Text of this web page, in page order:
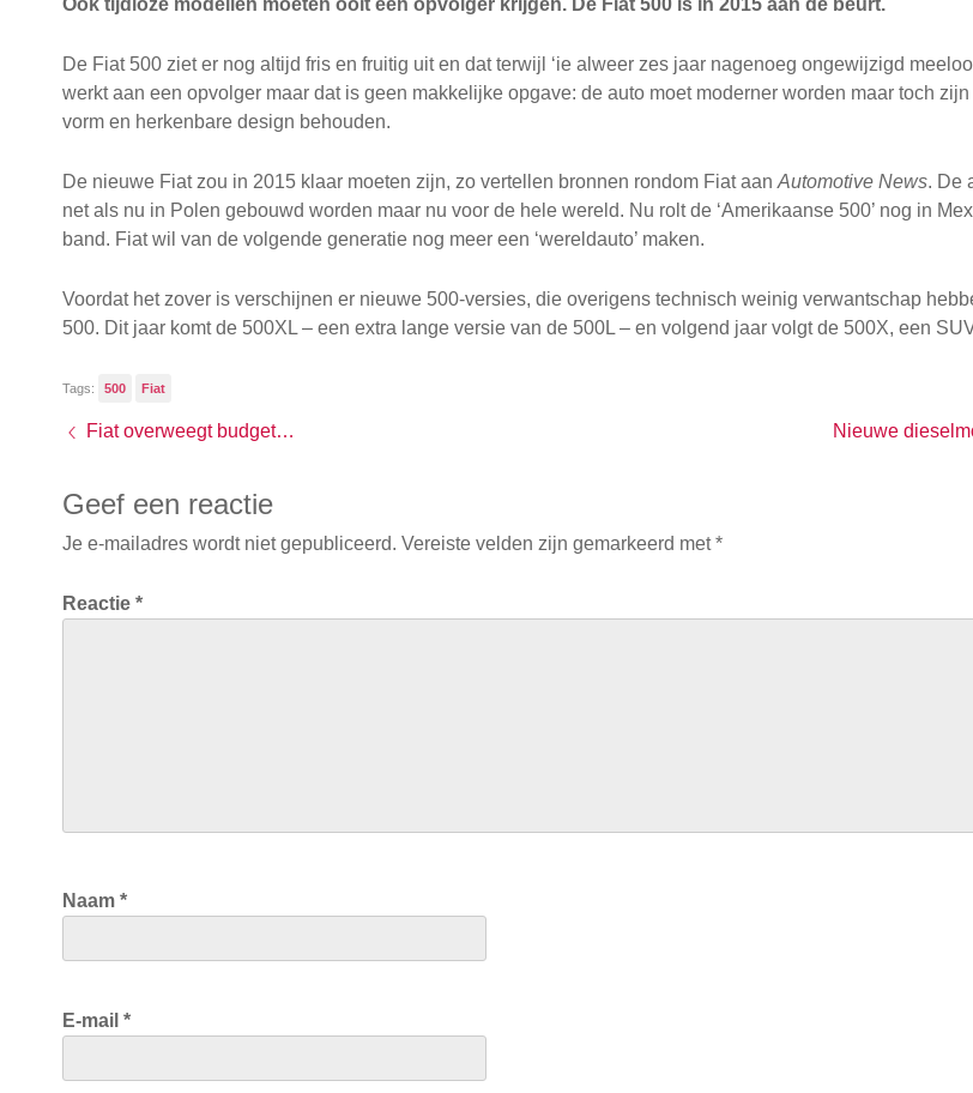
Ook tijdloze modellen moeten ooit een opvolger krijgen. De Fiat 500 is in 2015 aan de beurt.
De Fiat 500 ziet er nog altijd fris en fruitig uit en dat terwijl ‘ie alweer zes jaar nagenoeg ongewijzigd
werkt aan een opvolger maar dat is geen makkelijke opgave: de auto moet moderner worden maar toch
vorm en herkenbare design behouden.
De nieuwe Fiat zou in 2015 klaar moeten zijn, zo vertellen bronnen rondom Fiat aan Automotive News. De
net als nu in Polen gebouwd worden maar nu voor de hele wereld. Nu rolt de ‘Amerikaanse 500’ nog in
band. Fiat wil van de volgende generatie nog meer een ‘wereldauto’ maken.
Voordat het zover is verschijnen er nieuwe 500-versies, die overigens technisch weinig verwantschap
500. Dit jaar komt de 500XL – een extra lange versie van de 500L – en volgend jaar volgt de 500X, een
Tags: 500 Fiat
Fiat overweegt budgetmerk op te richten
Geef een reactie
Je e-mailadres wordt niet gepubliceerd. Vereiste velden zijn gemarkeerd met*
Reactie *
Naam *
E-mail *